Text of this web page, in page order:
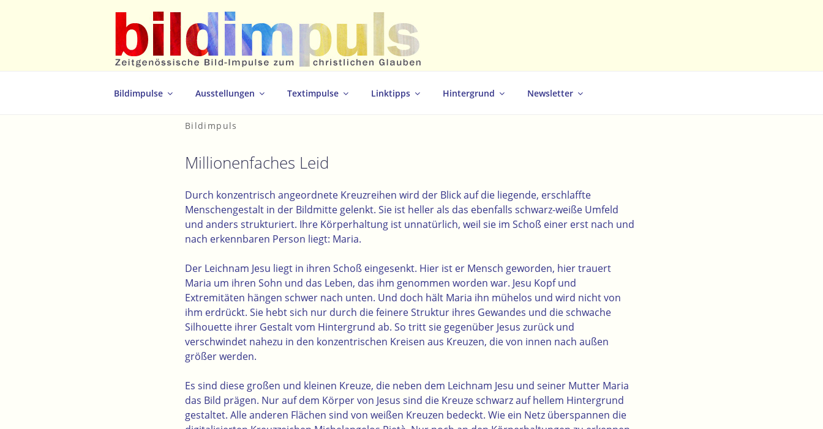
Bildimpulse Ausstellungen Textimpulse Linktipps Hintergrund Newsletter
Bildimpuls
Millionenfaches Leid
Durch konzentrisch angeordnete Kreuzreihen wird der Blick auf die liegende, erschlaffte
Menschengestalt in der Bildmitte gelenkt. Sie ist heller als das ebenfalls schwarz-weiße Umfeld
und anders strukturiert. Ihre Körperhaltung ist unnatürlich, weil sie im Schoß einer erst nach und
nach erkennbaren Person liegt: Maria.
Der Leichnam Jesu liegt in ihren Schoß eingesenkt. Hier ist er Mensch geworden, hier trauert
Maria um ihren Sohn und das Leben, das ihm genommen worden war. Jesu Kopf und
Extremitäten hängen schwer nach unten. Und doch hält Maria ihn mühelos und wird nicht von
ihm erdrückt. Sie hebt sich nur durch die feinere Struktur ihres Gewandes und die schwache
Silhouette ihrer Gestalt vom Hintergrund ab. So tritt sie gegenüber Jesus zurück und
verschwindet nahezu in den konzentrischen Kreisen aus Kreuzen, die von innen nach außen
größer werden.
Es sind diese großen und kleinen Kreuze, die neben dem Leichnam Jesu und seiner Mutter Maria
das Bild prägen. Nurauf dem Körper von Jesus sind die Kreuze schwarzauf hellem Hintergrund
gestaltet. Alle anderen Flächen sind von weißen Kreuzen bedeckt. Wie ein Netz überspannen die